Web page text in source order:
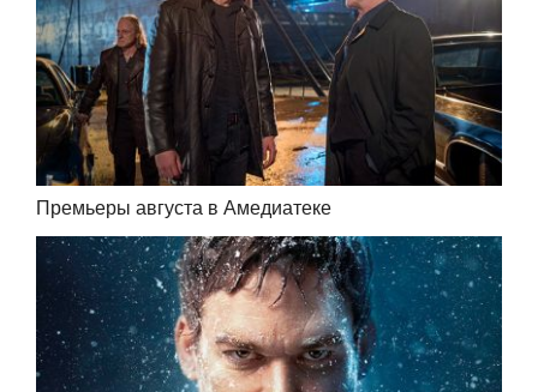
Премьеры августа в Амедиатеке